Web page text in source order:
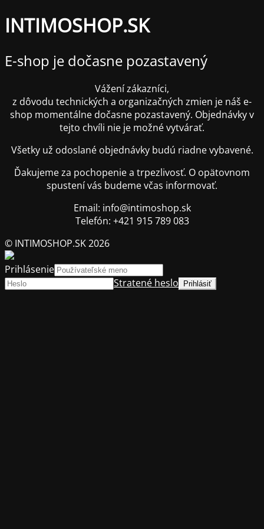
INTIMOSHOP.SK
E-shop je dočasne pozastavený
Vážení zákazníci,
z dôvodu technických a organizačných zmien je náš e-
shop momentálne dočasne pozastavený. Objednávky v
tejto chvíli nie je možné vytvárať.
Všetky už odoslané objednávky budú riadne vybavené.
Ďakujeme za pochopenie a trpezlivosť. O opätovnom
spustení vás budeme včas informovať.
Email: info@intimoshop.sk
Telefón: +421 915 789 083
© INTIMOSHOP.SK 2026
Prihlásenie
Stratené heslo